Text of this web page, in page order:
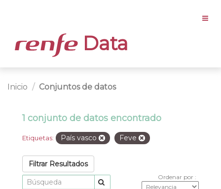
Data
Inicio Conjuntos de datos
1 conjunto de datos encontrado
Etiquetas: País vasco Feve
Filtrar Resultados
Ordenar por